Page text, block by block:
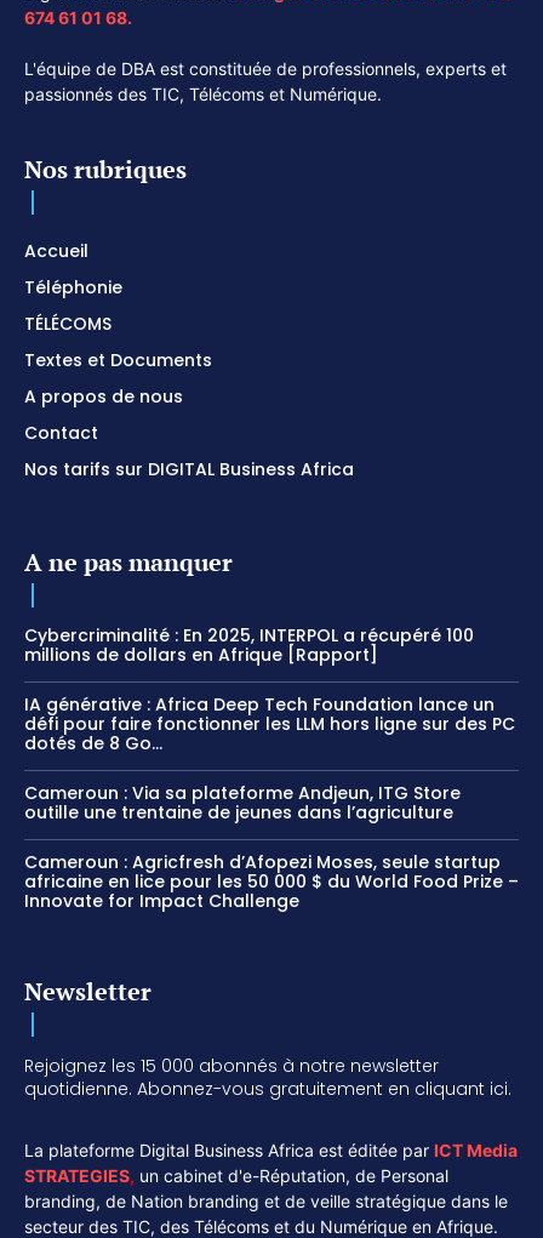
674 61 01 68.
L'équipe de DBA est constituée de professionnels, experts et
passionnés des TIC, Télécoms et Numérique.
Nos rubriques
Accueil
Téléphonie
TÉLÉCOMS
Textes et Documents
A propos de nous
Contact
Nos tarifs sur DIGITAL Business Africa
A ne pas manquer
Cybercriminalité : En 2025, INTERPOL a récupéré 100
millions de dollars en Afrique [Rapport]
IA générative : Africa Deep Tech Foundation lance un
défi pour faire fonctionner les LLM hors ligne sur des PC
dotés de 8 Go...
Cameroun : Via sa plateforme Andjeun, ITG Store
outille une trentaine de jeunes dans l’agriculture
Cameroun : Agricfresh d’Afopezi Moses, seule startup
africaine en lice pour les 50 000 $ du World Food Prize –
Innovate for Impact Challenge
Newsletter
Rejoignez les 15 000 abonnés à notre newsletter
quotidienne. Abonnez-vous gratuitement en cliquant ici.
La plateforme Digital Business Africa est éditée par ICT Media
STRATEGIES, un cabinet d'e-Réputation, de Personal
branding, de Nation branding et de veille stratégique dans le
secteur des TIC, des Télécoms et du Numérique en Afrique.